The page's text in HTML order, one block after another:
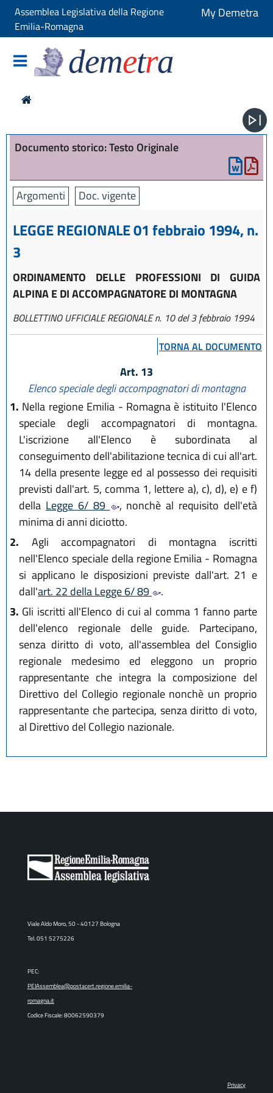
Assemblea Legislativa della Regione
Emilia-Romagna
My Demetra
demetra
Documento storico: Testo Originale
Argomenti Doc. vigente
LEGGE REGIONALE 01 febbraio 1994, n.
3
ORDINAMENTO DELLE PROFESSIONI DI GUIDA
ALPINA E DI ACCOMPAGNATORE DI MONTAGNA
BOLLETTINO UFFICIALE REGIONALE n. 10 del 3 febbraio 1994
TORNA AL DOCUMENTO
Art. 13
Elenco speciale degli accompagnatori di montagna
1. Nella regione Emilia - Romagna è istituito l'Elenco
speciale degli accompagnatori di montagna.
L'iscrizione all'Elenco è subordinata al
conseguimento dell'abilitazione tecnica di cui all'art.
14 della presente legge ed al possesso dei requisiti
previsti dall'art. 5, comma 1, lettere a), c), d), e) e f)
della Legge 6/ 89
, nonchè al requisito dell'età
minima di anni diciotto.
2. Agli accompagnatori di montagna iscritti
nell'Elenco speciale della regione Emilia - Romagna
si applicano le disposizioni previste dall'art. 21 e
dall'art. 22 della Legge 6/ 89
.
3. Gli iscritti all'Elenco di cui al comma 1 fanno parte
dell'elenco regionale delle guide. Partecipano,
senza diritto di voto, all'assemblea del Consiglio
regionale medesimo ed eleggono un proprio
rappresentante che integra la composizione del
Direttivo del Collegio regionale nonchè un proprio
rappresentante che partecipa, senza diritto di voto,
al Direttivo del Collegio nazionale.
Viale Aldo Moro, 50 - 40127 Bologna
Tel. 051 5275226
PEC:
PEIAssemblea@postacert.regione.emilia-
romagna.it
Codice Fiscale: 80062590379
Privacy